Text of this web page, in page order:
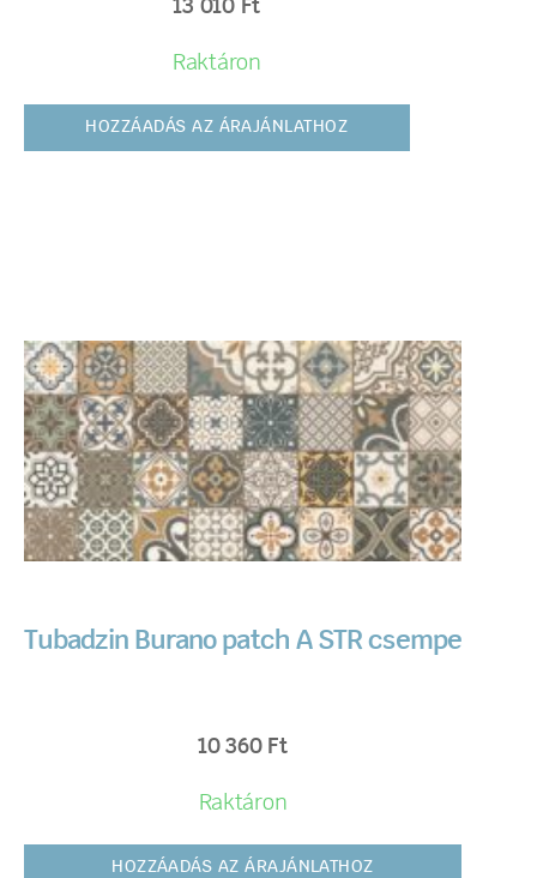
13 010 Ft
Raktáron
HOZZÁADÁS AZ ÁRAJÁNLATHOZ
Tubadzin Burano patch A STR csempe
10 360 Ft
Raktáron
HOZZÁADÁS AZ ÁRAJÁNLATHOZ